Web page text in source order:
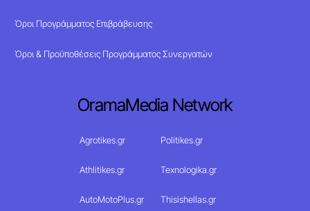
Όροι Προγράμματος Επιβράβευσης
Όροι & Προϋποθέσεις Προγράμματος Συνεργατών
OramaMedia Network
Agrotikes.gr Politikes.gr
Athlitikes.gr Texnologika.gr
AutoMotoPlus.gr Thisishellas.gr